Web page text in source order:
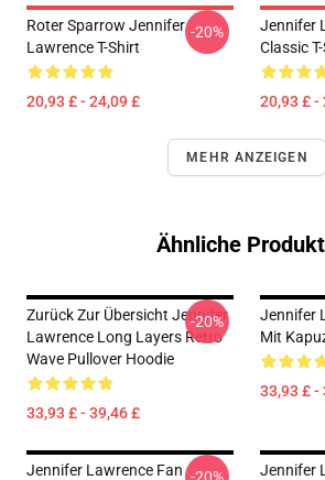
Roter Sparrow Jennifer
Lawrence T-Shirt
20,93 £ - 24,09 £
-20%
Jennifer
Classic
20,93 £ -
MEHR ANZEIGEN
Ähnliche
Zurück Zur Übersicht Jennifer
Lawrence Long Layers Retro
Wave Pullover Hoodie
33,93 £ - 39,46 £
-20%
Jennifer
Mit
33,93 £ -
Jennifer Lawrence Fan
Jennifer